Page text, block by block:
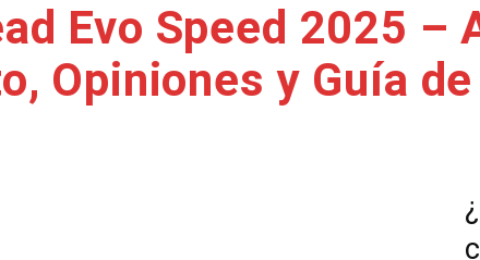
Evo Speed 2025 –
Opiniones y Guía